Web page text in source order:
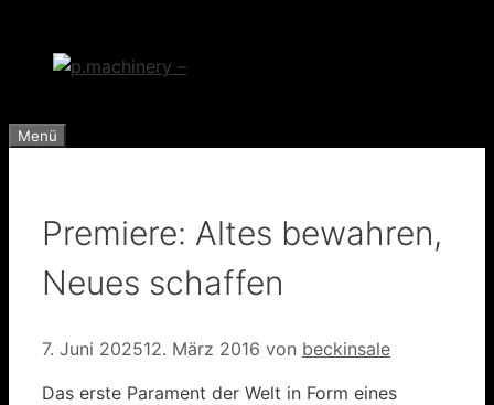
springen
Menü
Premiere: Altes bewahren,
Neues schaffen
7. Juni 202512. März 2016 von beckinsale
Das erste Parament der Welt in Form eines